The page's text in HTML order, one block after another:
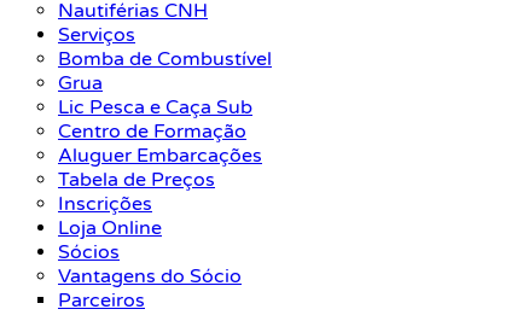
Nautiférias CNH
Serviços
Bomba de Combustível
Grua
Lic Pesca e Caça Sub
Centro de Formação
Aluguer Embarcações
Tabela de Preços
Inscrições
Loja Online
Sócios
Vantagens do Sócio
Parceiros